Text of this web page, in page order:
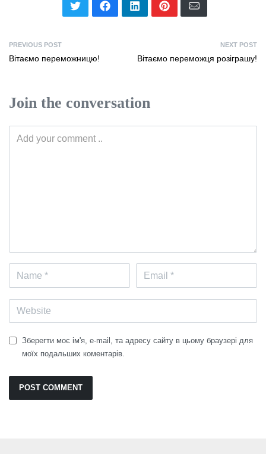
PREVIOUS POST
Вітаємо переможницю!
NEXT POST
Вітаємо переможця розіграшу!
Join the conversation
Зберегти моє ім'я, e-mail, та адресу сайту в цьому браузері для
моїх подальших коментарів.